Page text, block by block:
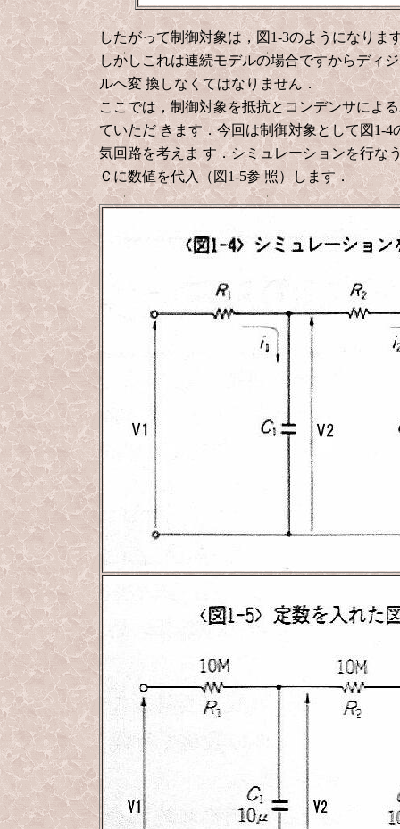
したがって制御対象は，図1-3のようになりま
しかしこれは連続モデルの場合ですからディ
ルへ変 換しなくてはなりません．
ここでは，制御対象を抵抗とコンデンサによ
ていただ きます．今回は制御対象として図1-
気回路を考えま す．シミュレーションを行な
Ｃに数値を代入（図1-5参 照）します．